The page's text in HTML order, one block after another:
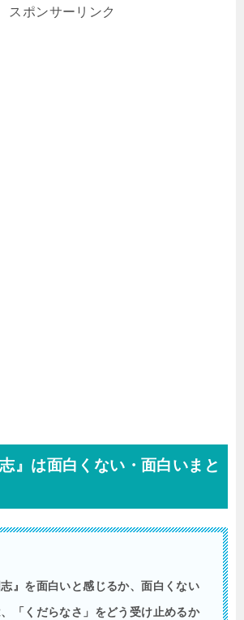
スポンサーリンク
』は面白くない・面白いまと
志』を面白いと感じるか、面白くない
「くだらなさ」をどう受け止めるか